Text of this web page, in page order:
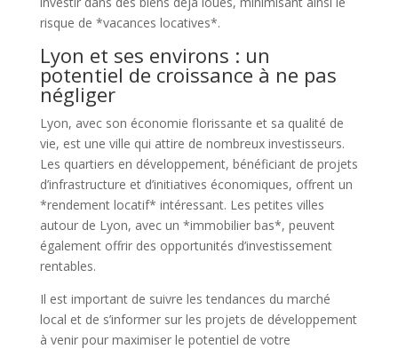
risque de *vacances locatives*.
Lyon et ses environs : un
potentiel de croissance à ne pas
négliger
Lyon, avec son économie florissante et sa qualité de
vie, est une ville qui attire de nombreux investisseurs.
Les quartiers en développement, bénéficiant de projets
d’infrastructure et d’initiatives économiques, offrent un
*rendement locatif* intéressant. Les petites villes
autour de Lyon, avec un *immobilier bas*, peuvent
également offrir des opportunités d’investissement
rentables.
Il est important de suivre les tendances du marché
local et de s’informer sur les projets de développement
à venir pour maximiser le potentiel de votre